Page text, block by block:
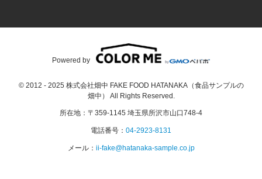
© 2012 - 2025 株式会社畑中 FAKE FOOD HATANAKA（食品サンプルの
畑中） All Rights Reserved.
所在地：〒359-1145 埼玉県所沢市山口748-4
電話番号： 04-2923-8131
メール： ii-fake@hatanaka-sample.co.jp
Powered by